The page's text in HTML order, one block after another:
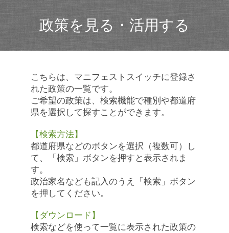
政策を見る・活用する
こちらは、マニフェストスイッチに登録さ
れた政策の一覧です。
ご希望の政策は、検索機能で種別や都道府
県を選択して探すことができます。
【検索方法】
都道府県などのボタンを選択（複数可）し
て、「検索」ボタンを押すと表示されま
す。
政治家名なども記入のうえ「検索」ボタン
を押してください。
【ダウンロード】
検索などを使って一覧に表示された政策の